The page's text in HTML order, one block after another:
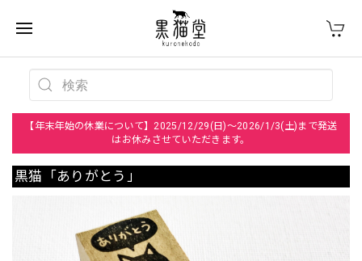
【年末年始の休業について】2025/12/29(日)～2026/1/3(土)まで発送
はお休みさせていただきます。
黒猫「ありがとう」